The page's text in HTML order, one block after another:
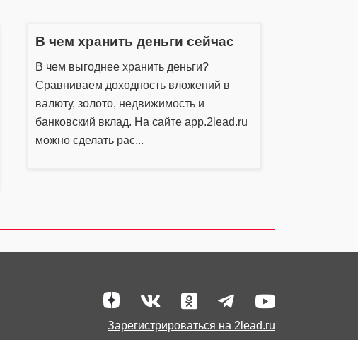
В чем хранить деньги сейчас
В чем выгоднее хранить деньги?
Сравниваем доходность вложений в
валюту, золото, недвижимость и
банковский вклад. На сайте app.2lead.ru
можно сделать рас...
Зарегистрироваться на 2lead.ru